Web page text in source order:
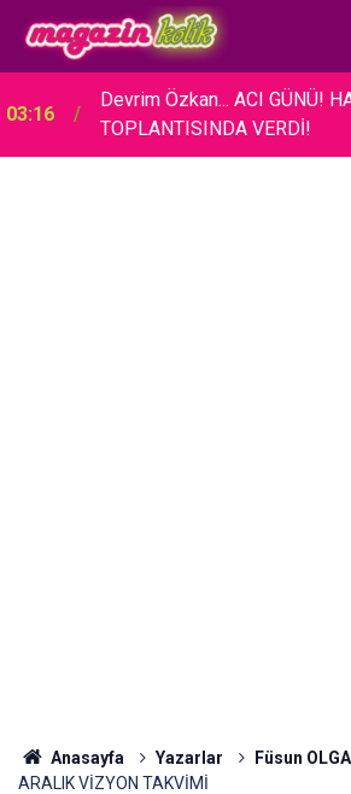
03:16
Devrim Özkan... ACI GÜNÜ!
TOPLANTISINDA VERDİ!
Anasayfa Yazarlar Füsun
ARALIK VİZYON TAKVİMİ